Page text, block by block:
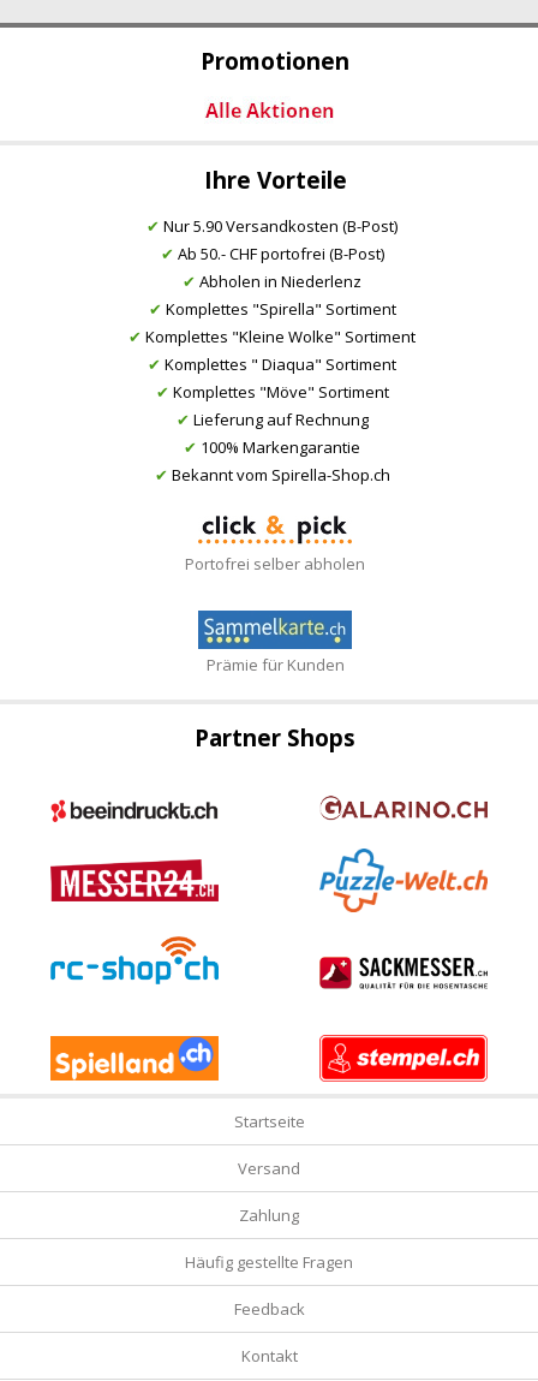
Promotionen
Ihre Vorteile
✔ Nur 5.90 Versandkosten (B-Post)
✔ Ab 50.- CHF portofrei (B-Post)
✔ Abholen in Niederlenz
✔ Komplettes "Spirella" Sortiment
✔ Komplettes "Kleine Wolke" Sortiment
✔ Komplettes " Diaqua" Sortiment
✔ Komplettes "Möve" Sortiment
✔ Lieferung auf Rechnung
✔ 100% Markengarantie
✔ Bekannt vom Spirella-Shop.ch
Portofrei selber abholen
Prämie für Kunden
Partner Shops
Startseite
Versand
Zahlung
Häufig gestellte Fragen
Feedback
Kontakt